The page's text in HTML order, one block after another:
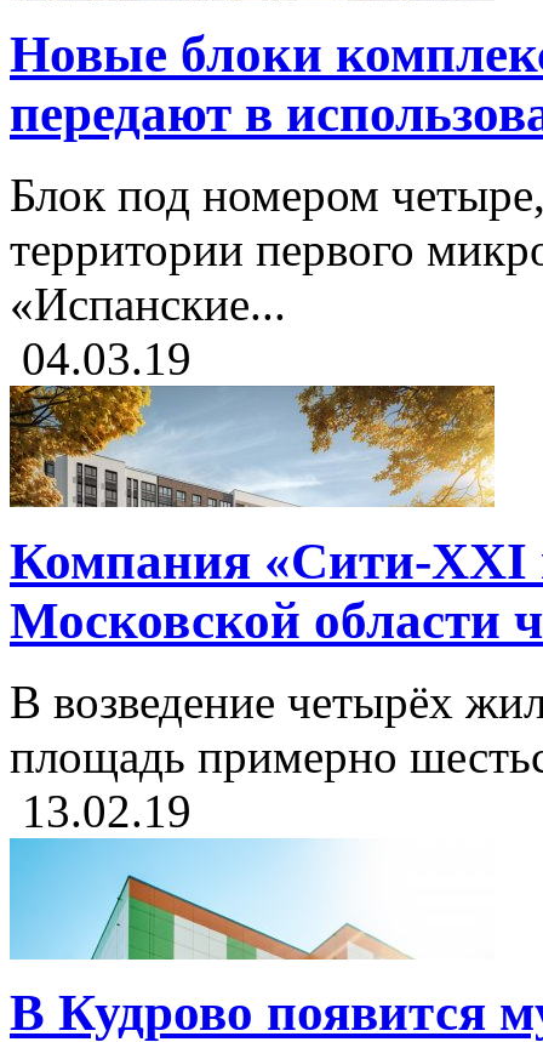
Новые блоки
передают в
Блок под номером
территории первого
«Испанские...
04.03.19
Компания «Сити-XXI
Московской области
В возведение четырёх
площадь примерно
13.02.19
В Кудрово появится